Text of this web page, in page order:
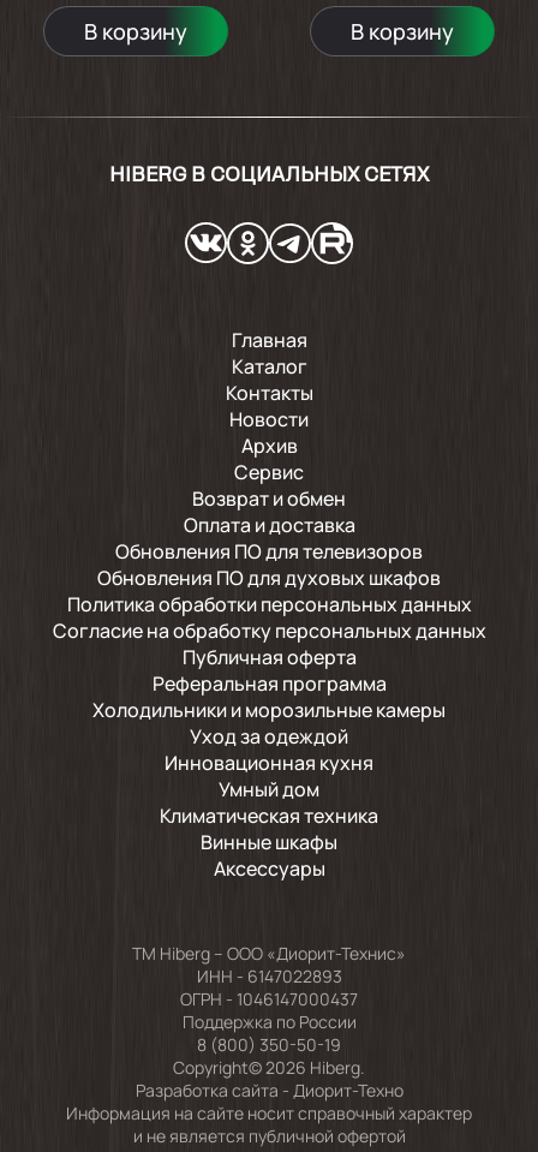
В корзину В корзину
HIBERG В СОЦИАЛЬНЫХ СЕТЯХ
Главная
Каталог
Контакты
Новости
Архив
Сервис
Возврат и обмен
Оплата и доставка
Обновления ПО для телевизоров
Обновления ПО для духовых шкафов
Политика обработки персональных данных
Согласие на обработку персональных данных
Публичная оферта
Реферальная программа
Холодильники и морозильные камеры
Уход за одеждой
Инновационная кухня
Умный дом
Климатическая техника
Винные шкафы
Аксессуары
TM Hiberg – ООО «Диорит-Технис»
ИНН - 6147022893
ОГРН - 1046147000437
Поддержка по России
8 (800) 350-50-19
Copyright© 2026 Hiberg.
Разработка сайта - Диорит-Техно
Информация на сайте носит справочный характер
и не является публичной офертой